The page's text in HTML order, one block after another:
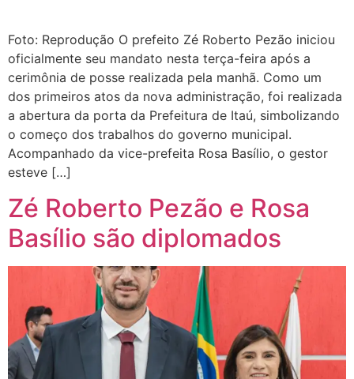
Foto: Reprodução O prefeito Zé Roberto Pezão iniciou
oficialmente seu mandato nesta terça-feira após a
cerimônia de posse realizada pela manhã. Como um
dos primeiros atos da nova administração, foi realizada
a abertura da porta da Prefeitura de Itaú, simbolizando
o começo dos trabalhos do governo municipal.
Acompanhado da vice-prefeita Rosa Basílio, o gestor
esteve […]
Zé Roberto Pezão e Rosa
Basílio são diplomados